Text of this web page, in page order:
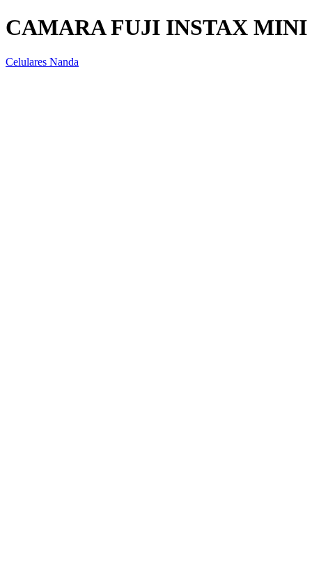
CAMARA FUJI INSTAX MINI
Celulares Nanda